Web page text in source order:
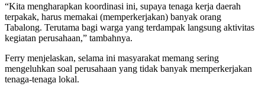
“Kita mengharapkan koordinasi ini, supaya tenaga kerja daerah
terpakak, harus memakai (memperkerjakan) banyak orang
Tabalong. Terutama bagi warga yang terdampak langsung aktivitas
kegiatan perusahaan,” tambahnya.
Ferry menjelaskan, selama ini masyarakat memang sering
mengeluhkan soal perusahaan yang tidak banyak memperkerjakan
tenaga-tenaga lokal.